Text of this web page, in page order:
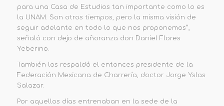
para una Casa de Estudios tan importante como lo es
la UNAM. Son otros tiempos, pero la misma visión de
seguir adelante en todo lo que nos proponemos”,
señaló con dejo de añoranza don Daniel Flores
Yeberino.
También los respaldó el entonces presidente de la
Federación Mexicana de Charrería, doctor Jorge Yslas
Salazar.
Por aquellos días entrenaban en la sede de la